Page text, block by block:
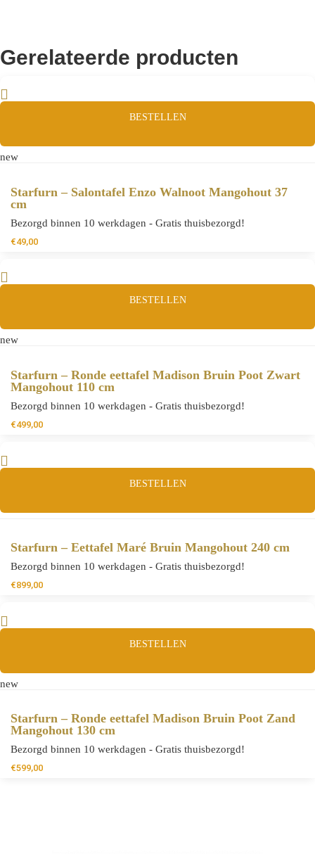
Gerelateerde producten
BESTELLEN
new
Starfurn – Salontafel Enzo Walnoot Mangohout 37
cm
Bezorgd binnen 10 werkdagen - Gratis thuisbezorgd!
€49,00
BESTELLEN
new
Starfurn – Ronde eettafel Madison Bruin Poot Zwart
Mangohout 110 cm
Bezorgd binnen 10 werkdagen - Gratis thuisbezorgd!
€499,00
BESTELLEN
Starfurn – Eettafel Maré Bruin Mangohout 240 cm
Bezorgd binnen 10 werkdagen - Gratis thuisbezorgd!
€899,00
BESTELLEN
new
Starfurn – Ronde eettafel Madison Bruin Poot Zand
Mangohout 130 cm
Bezorgd binnen 10 werkdagen - Gratis thuisbezorgd!
€599,00